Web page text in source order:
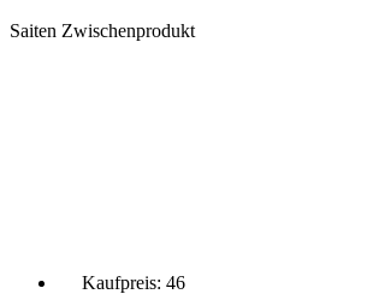
Saiten Zwischenprodukt
Kaufpreis: 46